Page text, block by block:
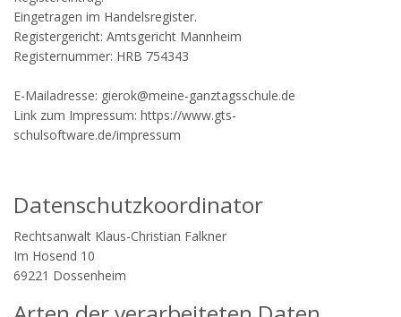
Eingetragen im Handelsregister.
Registergericht: Amtsgericht Mannheim
Registernummer: HRB 754343
E-Mailadresse: gierok@meine-ganztagsschule.de
Link zum Impressum: https://www.gts-
schulsoftware.de/impressum
Datenschutzkoordinator
Rechtsanwalt Klaus-Christian Falkner
Im Hosend 10
69221 Dossenheim